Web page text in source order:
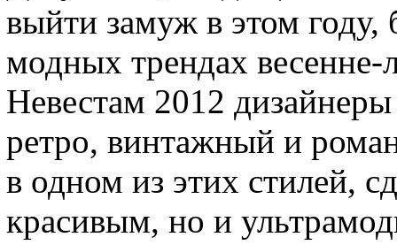
выйти замуж в этом году,
модных трендах весенне-
Невестам 2012
ретро, винтажный и
в одном из этих стилей,
красивым, но и